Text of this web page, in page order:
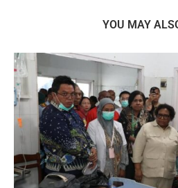
YOU MAY